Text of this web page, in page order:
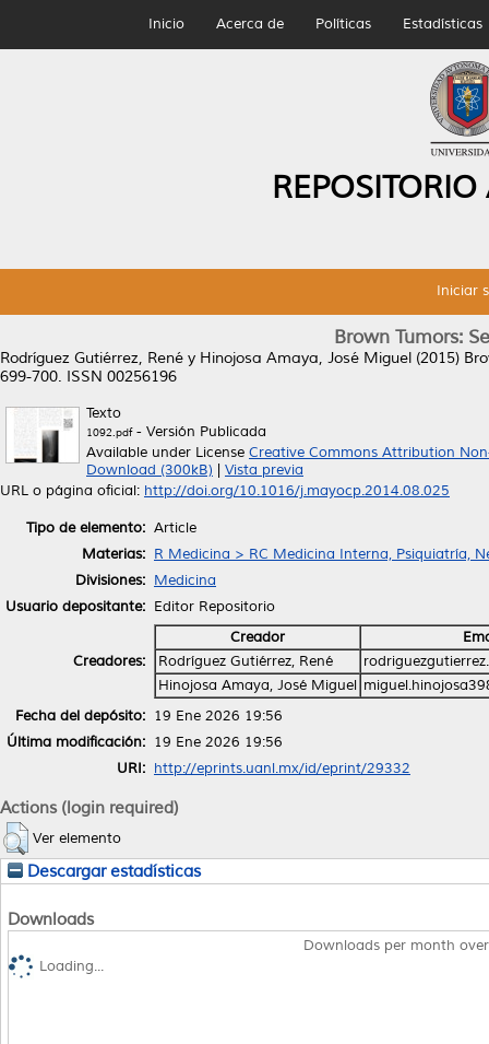
Inicio Acerca de Políticas Estadísticas
Iniciar
Brown Tumors:
Rodríguez Gutiérrez, René y Hinojosa Amaya, José Miguel (2015)
699-700. ISSN 00256196
Texto
1092.pdf- Versión Publicada
Available under License Creative Commons Attribution
Download (300kB)
Vista previa
URL o página oficial: http://doi.org/10.1016/j.mayocp.2014.08.025
Tipo de elemento: Article
Materias: R Medicina > RC Medicina Interna, Psiquiatría,
Divisiones: Medicina
Usuario depositante: Editor Repositorio
Creadores:
Creador
Rodríguez Gutiérrez, René
Hinojosa Amaya, José Miguel
Fecha del depósito: 19 Ene 2026 19:56
Última modificación: 19 Ene 2026 19:56
URI: http://eprints.uanl.mx/id/eprint/29332
Actions (login required)
Ver elemento
Descargar estadísticas
Downloads
Downloads per month
Loading...